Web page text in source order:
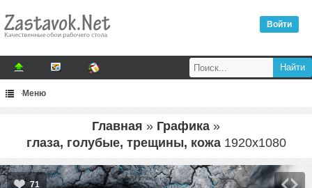
Войти
Меню
Главная » Графика »
глаза, голубые, трещины, кожа 1920x1080
71